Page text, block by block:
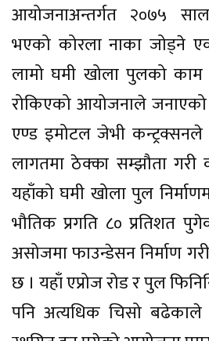
आयोजनाअन्तर्गत २०७५
भएको कोरला नाका जोड्ने
लामो घमी खोला पुलको
रोकिएको आयोजनाले
एण्ड इमोटल जेभी
लागतमा ठेक्का सम्झौता
यहाँको घमी खोला पुल
भौतिक प्रगति ८० प्रतिशत
असोजमा फाउन्डेसन निर्माण
छ । यहाँ एप्रोज रोड र पुल
पनि अत्यधिक चिसो बढेकाले